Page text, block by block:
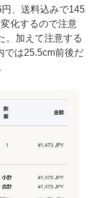
、送料込みで145
化するので注意
。加えて注意する
では25.5cm前後だ